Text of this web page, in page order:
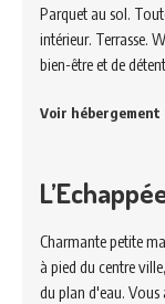
Parquet au sol.
intérieur. Terrasse.
bien-être et de
Voir hébergement
Charmante petite
à pied du centre
du plan d'eau. Vous